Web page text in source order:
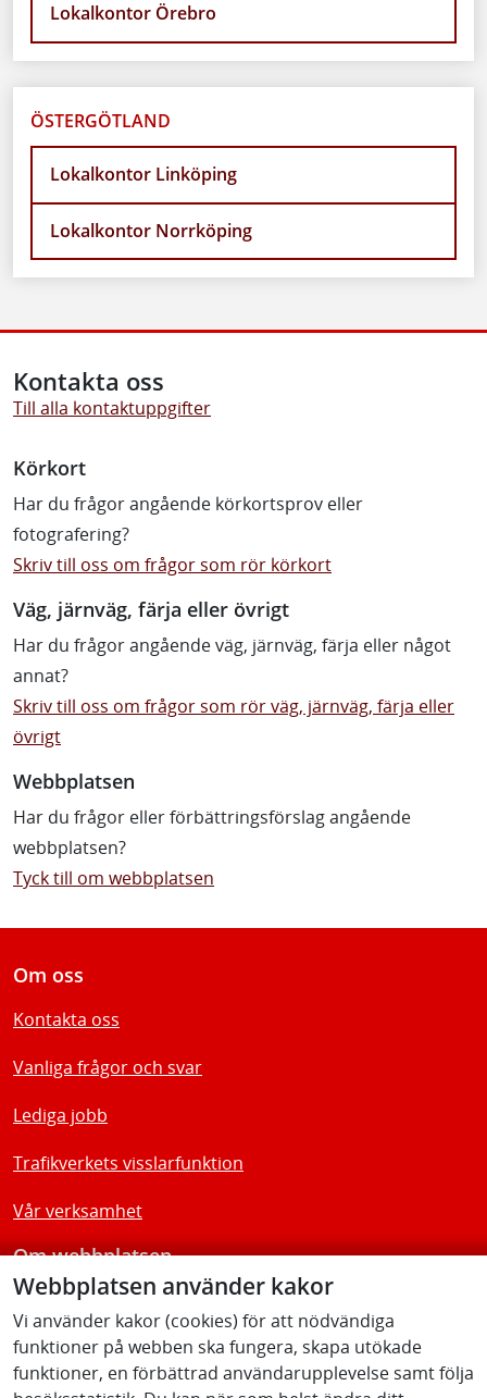
Lokalkontor Örebro
ÖSTERGÖTLAND
Lokalkontor Linköping
Lokalkontor Norrköping
Webbplatsen använder kakor
Vi använder kakor (cookies) för att nödvändiga
funktioner på webben ska fungera, skapa utökade
funktioner, en förbättrad användarupplevelse samt följa
Kontakta oss
Till alla kontaktuppgifter
Körkort
Har du frågor angående körkortsprov eller
fotografering?
Skriv till oss om frågor som rör körkort
Väg, järnväg, färja eller övrigt
Har du frågor angående väg, järnväg, färja eller något
annat?
Skriv till oss om frågor som rör väg, järnväg, färja eller
övrigt
Webbplatsen
Har du frågor eller förbättringsförslag angående
webbplatsen?
Tyck till om webbplatsen
Om oss
Kontakta oss
Vanliga frågor och svar
Lediga jobb
Trafikverkets visslarfunktion
Vår verksamhet
Om webbplatsen
Tillgänglighetsredogörelse
Följ oss